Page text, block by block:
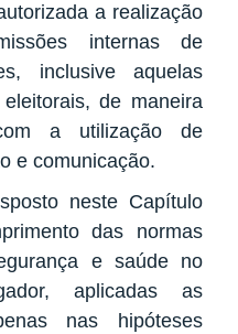
a realização
internas de
inclusive aquelas
de maneira
a utilização de
e comunicação.
neste Capítulo
das normas
e saúde no
aplicadas as
nas hipóteses